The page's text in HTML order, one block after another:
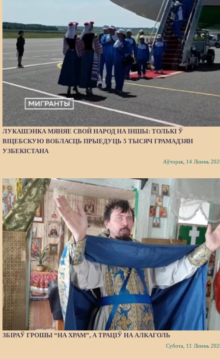
ЛУКАШЭНКА МЯНЯЕ СВОЙ НАРОД НА ІНШЫ: ТОЛЬКІ Ў
ВІЦЕБСКУЮ ВОБЛАСЦЬ ПРЫЕДУЦЬ 5 ТЫСЯЧ ГРАМАДЗЯН
УЗБЕКІСТАНА
Аўторак, 14 Ліпень
ЗБІРАЎ ГРОШЫ “НА ХРАМ”, А ТРАЦІЎ НА АЛКАГОЛЬ
Субота, 11 Ліпень